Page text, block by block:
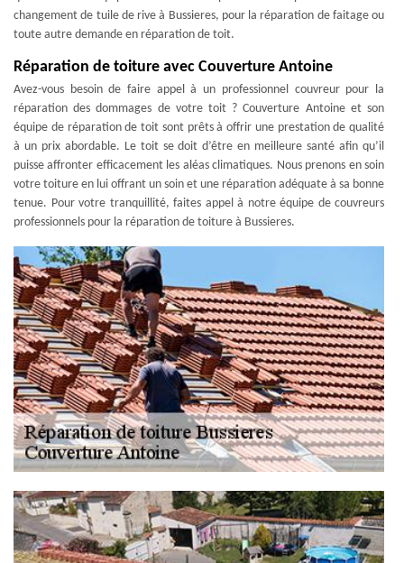
changement de tuile de rive à Bussieres, pour la réparation de faitage ou
toute autre demande en réparation de toit.
Réparation de toiture avec Couverture Antoine
Avez-vous besoin de faire appel à un professionnel couvreur pour la
réparation des dommages de votre toit ? Couverture Antoine et son
équipe de réparation de toit sont prêts à offrir une prestation de qualité
à un prix abordable. Le toit se doit d’être en meilleure santé afin qu’il
puisse affronter efficacement les aléas climatiques. Nous prenons en soin
votre toiture en lui offrant un soin et une réparation adéquate à sa bonne
tenue. Pour votre tranquillité, faites appel à notre équipe de couvreurs
professionnels pour la réparation de toiture à Bussieres.